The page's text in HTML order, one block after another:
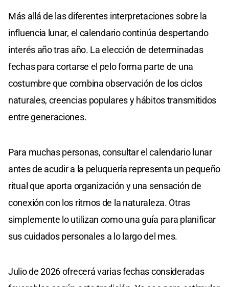
Más allá de las diferentes interpretaciones sobre la
influencia lunar, el calendario continúa despertando
interés año tras año. La elección de determinadas
fechas para cortarse el pelo forma parte de una
costumbre que combina observación de los ciclos
naturales, creencias populares y hábitos transmitidos
entre generaciones.
Para muchas personas, consultar el calendario lunar
antes de acudir a la peluquería representa un pequeño
ritual que aporta organización y una sensación de
conexión con los ritmos de la naturaleza. Otras
simplemente lo utilizan como una guía para planificar
sus cuidados personales a lo largo del mes.
Julio de 2026 ofrecerá varias fechas consideradas